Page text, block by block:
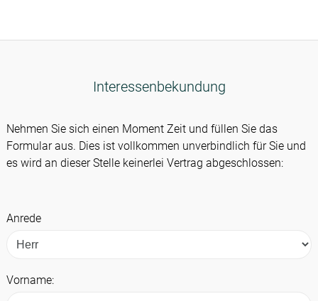
Interessenbekundung
Nehmen Sie sich einen Moment Zeit und füllen Sie das
Formular aus. Dies ist vollkommen unverbindlich für Sie und
es wird an dieser Stelle keinerlei Vertrag abgeschlossen:
Anrede
Vorname: